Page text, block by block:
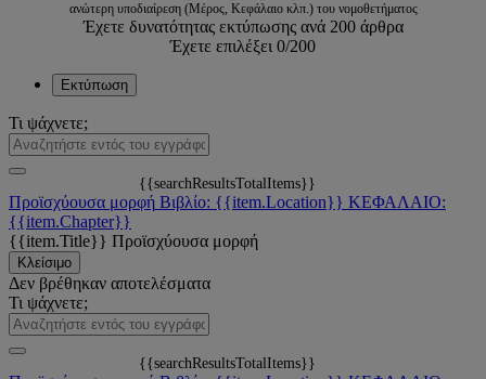
ανώτερη υποδιαίρεση (Μέρος, Κεφάλαιο κλπ.) του νομοθετήματος
Έχετε δυνατότητας εκτύπωσης ανά 200 άρθρα
Έχετε επιλέξει 0/200
Εκτύπωση
Τι ψάχνετε;
{{searchResultsTotalItems}}
Προϊσχύουσα μορφή Βιβλίο: {{item.Location}} ΚΕΦΑΛΑΙΟ:
{{item.Chapter}}
{{item.Title}} Προϊσχύουσα μορφή
Κλείσιμο
Δεν βρέθηκαν αποτελέσματα
Τι ψάχνετε;
{{searchResultsTotalItems}}